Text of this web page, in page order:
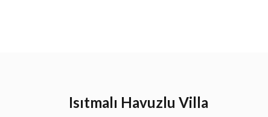
Isıtmalı Havuzlu Villa